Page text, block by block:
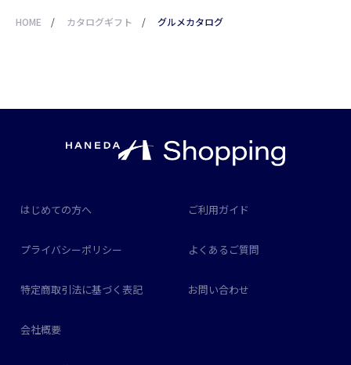
HOME / カタログギフト / グルメカタログ
はじめての方へ ご利用ガイド
プライバシーポリシー よくあるご質問
特定商取引法に基づく表記 お問い合わせ
会社概要